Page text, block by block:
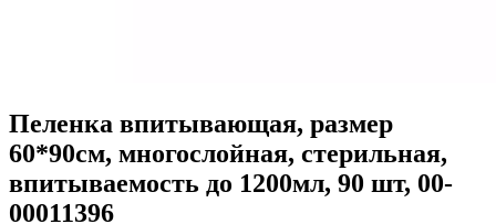
Пеленка впитывающая, размер
60*90см, многослойная, стерильная,
впитываемость до 1200мл, 90 шт, 00-
00011396